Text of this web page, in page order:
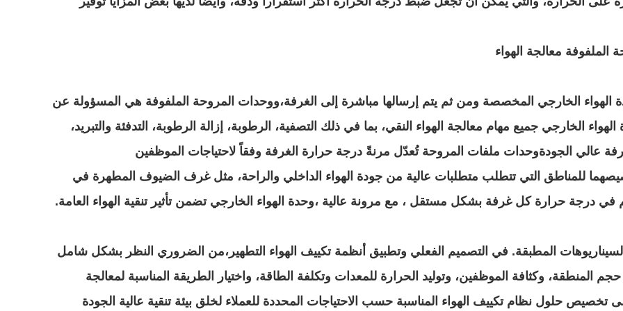
الهواء الخارجي المخصصة ومن ثم يتم إرسالها مباشرة إلى الغرفة،ووحدات المروحة الملفوفة هي المسؤولة عن
الخارجي جميع مهام معالجة الهواء النقي، بما في ذلك التصفية، الرطوبة، إزالة الرطوبة، التدفئة والتبريد،
عالي الجودةوحدات ملفات المروحة تُعدّل مرنةً درجة حرارة الغرفة وفقاً لاحتياجات الموظفين
للمناطق التي تتطلب متطلبات عالية من جودة الهواء الداخلي والراحة، مثل غرف الضيوف المطهرة في
في درجة حرارة كل غرفة بشكل مستقل ، مع مرونة عالية ،وحدة الهواء الخارجي تضمن تأثير تنقية الهواء العامة.
المطبقة. في التصميم الفعلي وتطبيق أنظمة تكييف الهواء التطهير،من الضروري النظر بشكل شامل
المنطقة، وكثافة الموظفين، وتوليد الحرارة للمعدات وتكلفة الطاقة، واختيار الطريقة المناسبة لمعالجة
حلول نظام تكييف الهواء المناسبة حسب الاحتياجات المحددة للعملاء لخلق بيئة تنقية عالية الجودة